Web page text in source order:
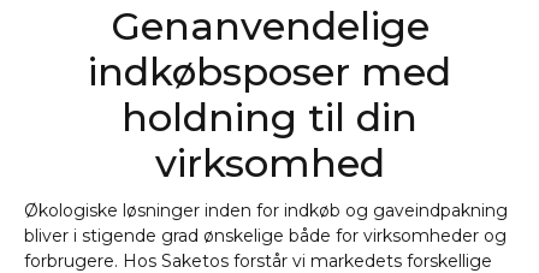
Genanvendelige
indkøbsposer med
holdning til din
virksomhed
Økologiske løsninger inden for indkøb og gaveindpakning
bliver i stigende grad ønskelige både for virksomheder og
forbrugere. Hos Saketos forstår vi markedets forskellige